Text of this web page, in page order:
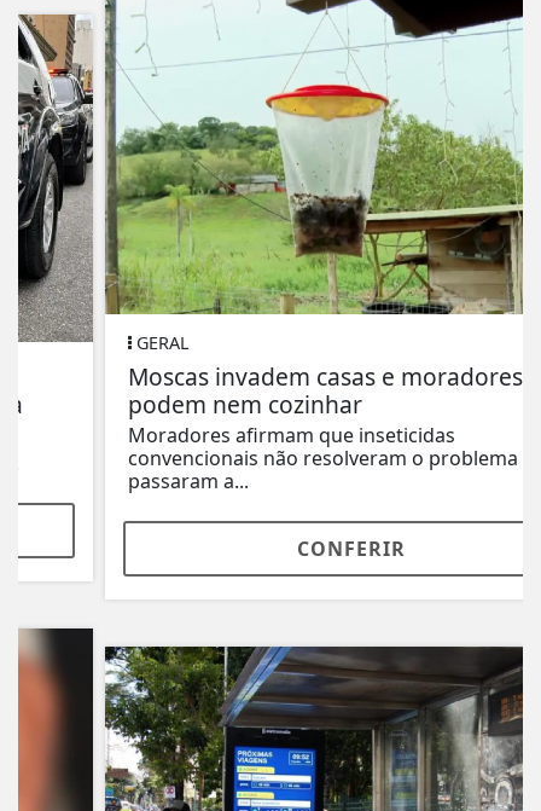
GERAL
Moscas invadem casas e moradores não
podem nem cozinhar
Moradores afirmam que inseticidas
convencionais não resolveram o problema e
passaram a...
CONFERIR